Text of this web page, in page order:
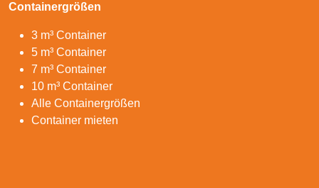
Containergrößen
3 m³ Container
5 m³ Container
7 m³ Container
10 m³ Container
Alle Containergrößen
Container mieten